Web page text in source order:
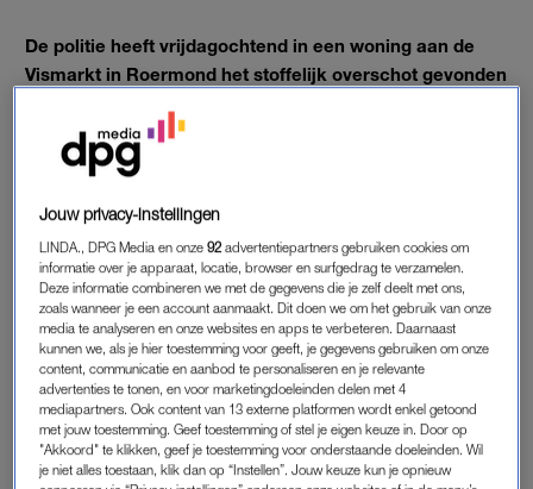
De politie heeft vrijdagochtend in een woning aan de
Vismarkt in Roermond het stoffelijk overschot gevonden
omstandigheden zou zijn overleden.
Het blijkt een familielid te zijn van de omgebrachte
VERDACHTE
Er is een verdachte aangehouden, een 47-jarige man uit
Roermond. Hij wordt verdacht van betrokkenheid bij de dood
van de vrouw. De politie onderzoekt wat er is gebeurd. Zo is er
een buurtonderzoek bezig.
Volgens buren is de dode de bewoonster van het huis, en is
haar vriend door de politie meegenomen. De laatste weken
Jouw privacy-instellingen
LINDA., DPG Media en onze92 advertentiepartners gebruiken cookies om
informatie over je apparaat, locatie, browser en surfgedrag te verzamelen.
Deze informatie combineren we met de gegevens die je zelf deelt met ons,
zoals wanneer je een account aanmaakt. Dit doen we om het gebruik van onze
media te analyseren en onze websites en apps te verbeteren. Daarnaast
kunnen we, als je hier toestemming voor geeft, je gegevens gebruiken om onze
content, communicatie en aanbod te personaliseren en je relevante
advertenties te tonen, en voor marketingdoeleinden delen met 4
mediapartners. Ook content van 13 externe platformen wordt enkel getoond
met jouw toestemming. Geef toestemming of stel je eigen keuze in. Door op
"Akkoord" te klikken, geef je toestemming voor onderstaande doeleinden. Wil
je niet alles toestaan, klik dan op “Instellen”. Jouw keuze kun je opnieuw